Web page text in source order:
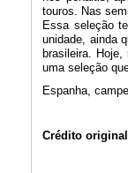
touros. Nas
Essa seleção
unidade, ainda
brasileira.
uma seleção
Espanha,
Crédito